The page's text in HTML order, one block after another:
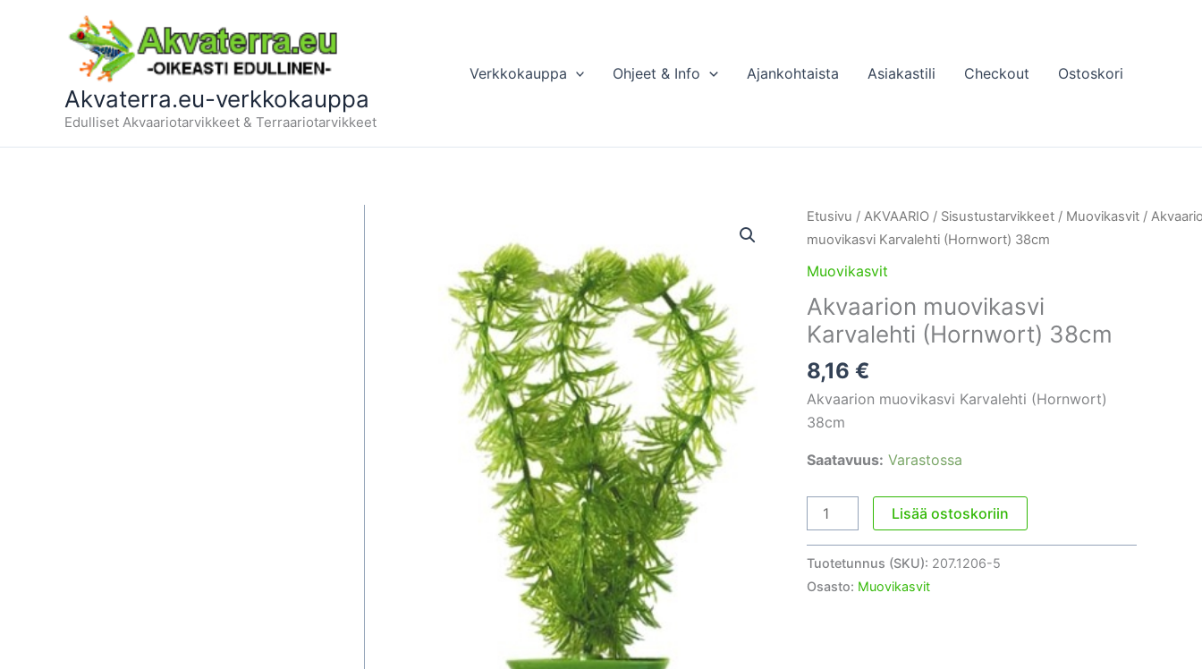
Akvaterra.eu-verkkokauppa
Edulliset Akvaariotarvikkeet & Terraariotarvikkeet
Verkkokauppa Ohjeet & Info Ajankohtaista Asiakastili Checkout Ostoskori
Etusivu / AKVAARIO/ Sisustustarvikkeet/ Muovikasvit/
muovikasvi Karvalehti (Hornwort) 38cm
Muovikasvit
Akvaarion muovikasvi
Karvalehti (Hornwort) 38cm
8,16 €
Akvaarion muovikasvi Karvalehti (Hornwort)
38cm
Saatavuus: Varastossa
Akvaarion
muovikasvi
Karvalehti
(Hornwort)
Lisää ostoskoriin
Tuotetunnus (SKU): 207.1206-5
Osasto: Muovikasvit